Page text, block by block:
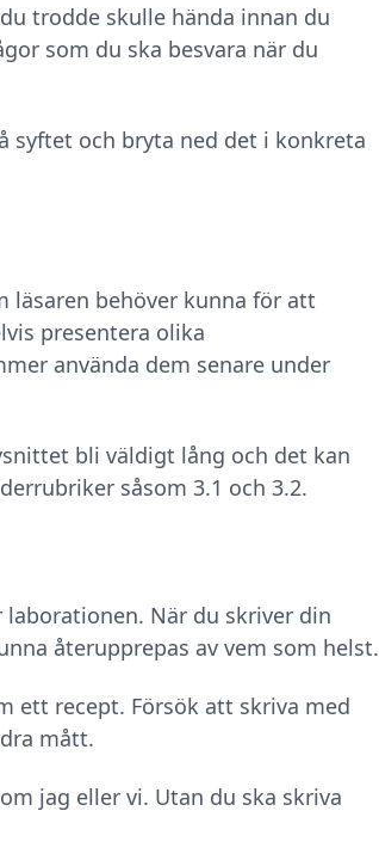
trodde skulle hända innan du
som du ska besvara när du
syftet och bryta ned det i konkreta
läsaren behöver kunna för att
presentera olika
använda dem senare under
bli väldigt lång och det kan
såsom 3.1 och 3.2.
laborationen. När du skriver din
återupprepas av vem som helst.
ett recept. Försök att skriva med
mått.
jag eller vi. Utan du ska skriva